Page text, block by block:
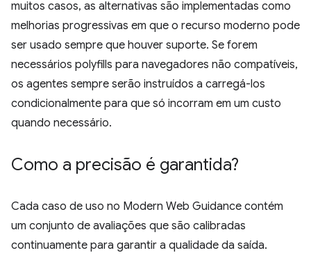
muitos casos, as alternativas são implementadas como
melhorias progressivas em que o recurso moderno pode
ser usado sempre que houver suporte. Se forem
necessários polyfills para navegadores não compatíveis,
os agentes sempre serão instruídos a carregá-los
condicionalmente para que só incorram em um custo
quando necessário.
Como a precisão é garantida?
Cada caso de uso no Modern Web Guidance contém
um conjunto de avaliações que são calibradas
continuamente para garantir a qualidade da saída.